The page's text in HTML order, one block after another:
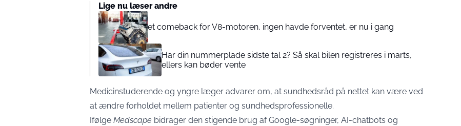
Lige nu læser andre
et comeback for V8-motoren, ingen havde forventet, er nu i gang
Har din nummerplade sidste tal 2? Så skal bilen registreres i marts,
ellers kan bøder vente
Medicinstuderende og yngre læger advarer om, at sundhedsråd på nettet kan være ved
at ændre forholdet mellem patienter og sundhedsprofessionelle.
Ifølge Medscape bidrager den stigende brug af Google-søgninger, AI-chatbots og